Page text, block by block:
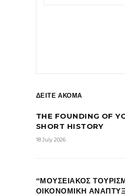
ΔΕΙΤΕ ΑΚΟΜΑ
THE FOUNDING OF
SHORT HISTORY
18 July 2026
“ΜΟΥΣΕΙΑΚΟΣ
ΟΙΚΟΝΟΜΙΚΗ